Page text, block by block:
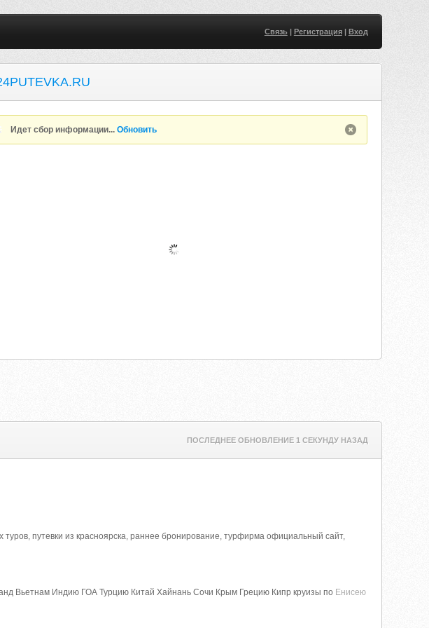
Связь| Регистрация| Вход
Идет сбор информации...Обновить
ПОСЛЕДНЕЕ ОБНОВЛЕНИЕ 1 СЕКУНДУ НАЗАД
туров, путевки из красноярска, раннее бронирование, турфирма официальный сайт,
Вьетнам Индию ГОА Турцию Китай Хайнань Сочи Крым Грецию Кипр круизы по Енисею